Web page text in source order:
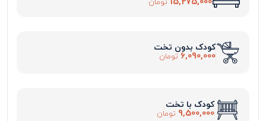
تومان
کودک بدون تخت
6,090,000 تومان
کودک با تخت
9,500,000 تومان